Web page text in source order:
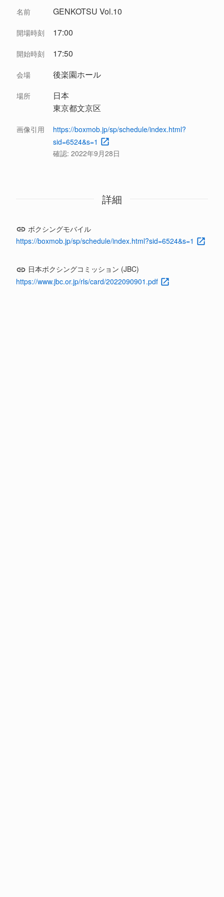
名前 GENKOTSU Vol.10
開場時刻 17:00
開始時刻 17:50
会場 後楽園ホール
場所
日本
東京都文京区
画像引用
https://boxmob.jp/sp/schedule/index.html?
sid=6524&s=1
確認: 2022年9月28日
詳細
ボクシングモバイル
https://boxmob.jp/sp/schedule/index.html?sid=6524&s=1
日本ボクシングコミッション (JBC)
https://www.jbc.or.jp/rls/card/2022090901.pdf